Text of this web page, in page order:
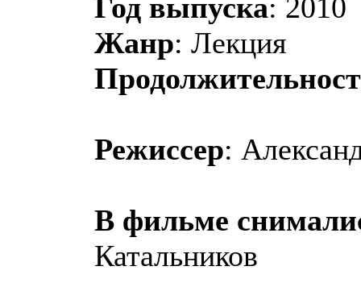
Год выпуска: 2010
Жанр: Лекция
Режиссер:
В фильме
Катальников